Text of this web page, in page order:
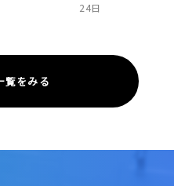
24日
覧をみる